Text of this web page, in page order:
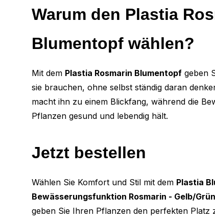
Warum den Plastia
Blumentopf wählen?
Mit dem Plastia Rosmarin Blumentopf geben
sie brauchen, ohne selbst ständig daran
macht ihn zu einem Blickfang, während die
Pflanzen gesund und lebendig hält.
Jetzt bestellen
Wählen Sie Komfort und Stil mit dem Plastia
Bewässerungsfunktion Rosmarin - Gelb/Grün
geben Sie Ihren Pflanzen den perfekten Platz